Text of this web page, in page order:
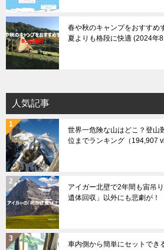
春や秋のキャンプをおすすめ
夏よりも格段に快適 2024年8
人気記事
世界一危険な山はどこ？登山
位までランキング （194,907
アイガー北壁で2年間も宙吊
遺体回収」以外にも悲劇が！
車内側から簡単にセットでき